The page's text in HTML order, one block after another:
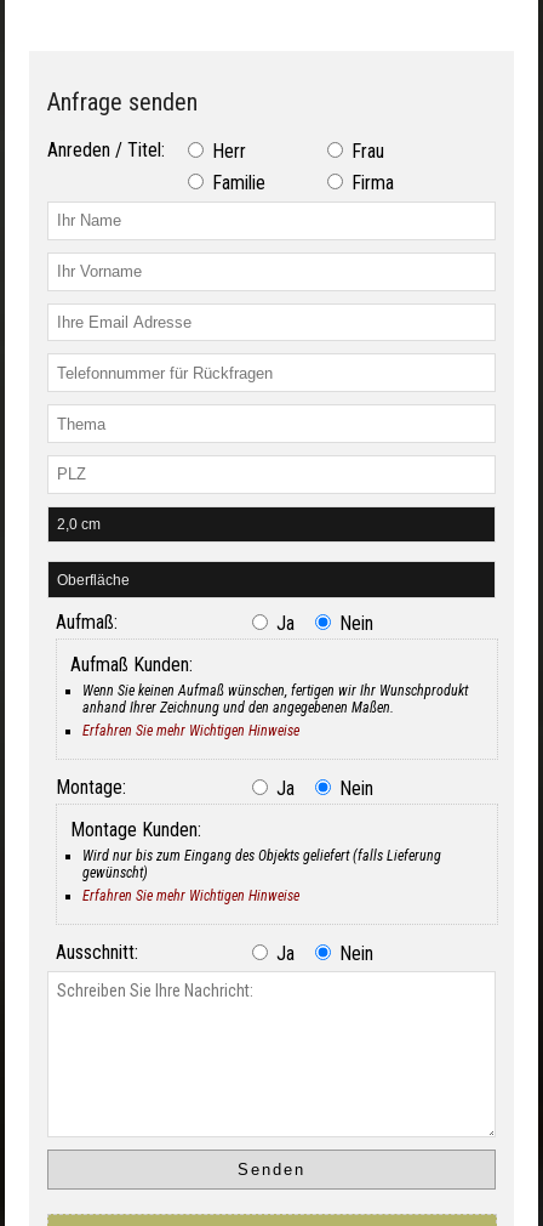
Anfrage senden
Anreden / Titel: Herr
Frau
Familie
Firma
Aufmaß: Ja
Nein
Aufmaß Kunden:
Wenn Sie keinen Aufmaß wünschen, fertigen wir Ihr Wunschprodukt
anhand Ihrer Zeichnung und den angegebenen Maßen.
Erfahren Sie mehr Wichtigen Hinweise
Montage: Ja
Nein
Montage Kunden:
Wird nur bis zum Eingang des Objekts geliefert (falls Lieferung
gewünscht)
Erfahren Sie mehr Wichtigen Hinweise
Ausschnitt: Ja Nein